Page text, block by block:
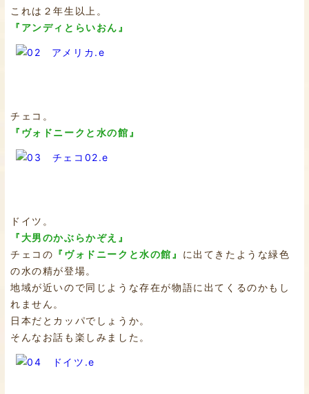
これは２年生以上。
『アンディとらいおん』
チェコ。
『ヴォドニークと水の館』
ドイツ。
『大男のかぶらかぞえ』
チェコの 『ヴォドニークと水の館』 に出てきたような緑色
の水の精が登場。
地域が近いので同じような存在が物語に出てくるのかもし
れません。
日本だとカッパでしょうか。
そんなお話も楽しみました。